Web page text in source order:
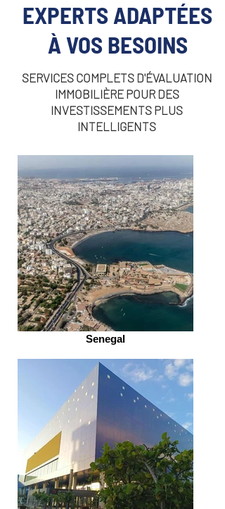
EXPERTS ADAPTÉES
À VOS BESOINS
SERVICES COMPLETS D'ÉVALUATION
IMMOBILIÈRE POUR DES
INVESTISSEMENTS PLUS
INTELLIGENTS
Senegal